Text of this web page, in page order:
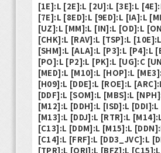
[1E]:L [2E]:L [2U]:L [3E]:L
[7E]:L [8ED]:L [9ED]:L [IA]:L
[UZ]:L [MM]:L [IN]:L [OD]:L
[CHK]:L [RAV]:L [TSP]:L
[SHM]:L [ALA]:L [P3]:L [P4]:L
[PO]:L [P2]:L [PK]:L [UG]:C
[MED]:L [M10]:L [HOP]:L
[H09]:L [DDE]:L [ROE]:L
[DDF]:L [SOM]:L [MBS]:L
[M12]:L [DDH]:L [ISD]:L
[M13]:L [DDJ]:L [RTR]:L
[C13]:L [DDM]:L [M15]:L
[C14]:L [FRF]:L [DD3_JVC]:L
[TPR]:L [ORI]:L [BFZ]:L